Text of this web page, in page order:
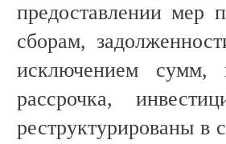
предоставлении мер
сборам,
исключением сумм,
рассрочка,
реструктурированы в